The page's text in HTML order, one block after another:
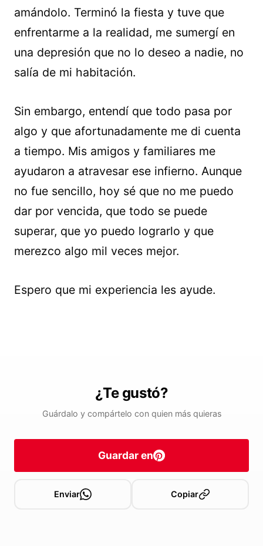
amándolo. Terminó la fiesta y tuve que
enfrentarme a la realidad, me sumergí en
una depresión que no lo deseo a nadie, no
salía de mi habitación.
Sin embargo, entendí que todo pasa por
algo y que afortunadamente me di cuenta
a tiempo. Mis amigos y familiares me
ayudaron a atravesar ese infierno. Aunque
no fue sencillo, hoy sé que no me puedo
dar por vencida, que todo se puede
superar, que yo puedo lograrlo y que
merezco algo mil veces mejor.
Espero que mi experiencia les ayude.
¿Te gustó?
Guárdalo y compártelo con quien más quieras
Guardar en
Enviar Copiar